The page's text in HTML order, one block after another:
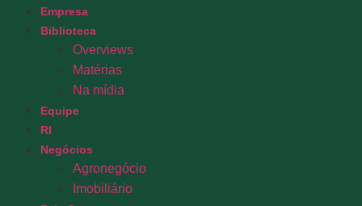
Empresa
Biblioteca
Overviews
Matérias
Na mídia
Equipe
RI
Negócios
Agronegócio
Imobiliário